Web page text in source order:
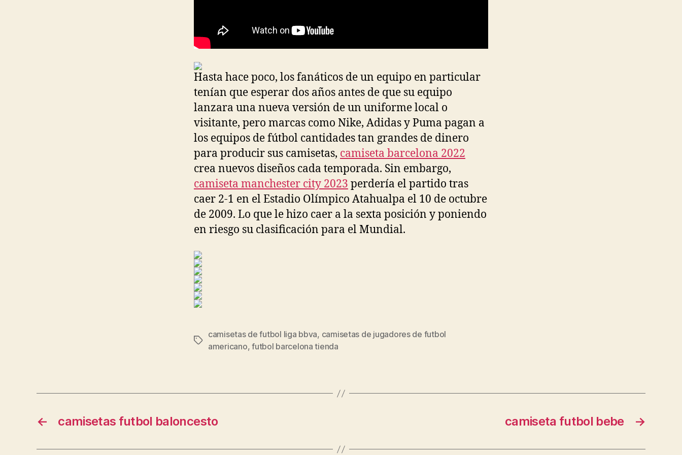
Hasta hace poco, los fanáticos de un equipo en particular
tenían que esperar dos años antes de que su equipo
lanzara una nueva versión de un uniforme local o
visitante, pero marcas como Nike, Adidas y Puma pagan a
los equipos de fútbol cantidades tan grandes de dinero
para producir sus camisetas, camiseta barcelona 2022
crea nuevos diseños cada temporada. Sin embargo,
camiseta manchester city 2023 perdería el partido tras
caer 2-1 en el Estadio Olímpico Atahualpa el 10 de octubre
de 2009. Lo que le hizo caer a la sexta posición y poniendo
en riesgo su clasificación para el Mundial.
Etiquetas
camisetas de futbol liga bbva, camisetas de jugadores de futbol
americano,futbol barcelona tienda
← camisetas futbol baloncesto →
camiseta futbol bebe